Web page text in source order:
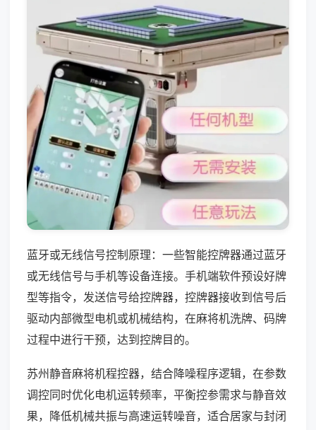
蓝牙或无线信号控制原理：一些智能控牌器通过蓝牙
或无线信号与手机等设备连接。手机端软件预设好牌
型等指令，发送信号给控牌器，控牌器接收到信号后
驱动内部微型电机或机械结构，在麻将机洗牌、码牌
过程中进行干预，达到控牌目的。
苏州静音麻将机程控器，结合降噪程序逻辑，在参数
调控同时优化电机运转频率，平衡控参需求与静音效
果，降低机械共振与高速运转噪音，适合居家与封闭